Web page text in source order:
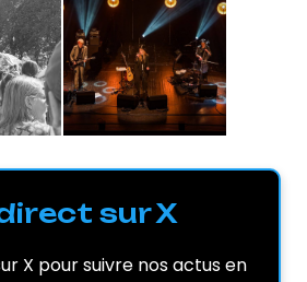
sur X
X pour suivre nos actus en